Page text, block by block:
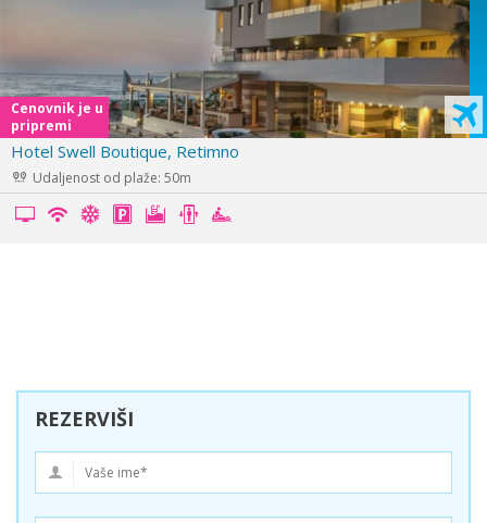
Cenovnik je u
pripremi
Hotel Ilios, Hersonisos
Udaljenost od plaže: 400m
REZERVIŠI